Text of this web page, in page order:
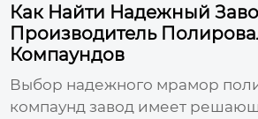
Как Найти Надежный
Производитель
Компаундов
Выбор надежного мрамор
компаунд завод имеет